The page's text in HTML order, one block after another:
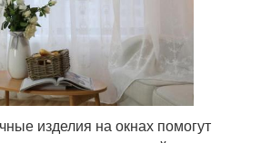
изделия на окнах помогут